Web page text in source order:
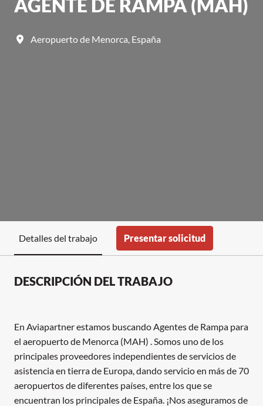
AGENTE DE RAMPA (MAH)
Aeropuerto de Menorca, España
Detalles del trabajo Presentar solicitud
DESCRIPCIÓN DEL TRABAJO
En Aviapartner estamos buscando Agentes de Rampa para
el aeropuerto de Menorca (MAH) . Somos uno de los
principales proveedores independientes de servicios de
asistencia en tierra de Europa, dando servicio en más de 70
aeropuertos de diferentes países, entre los que se
encuentran los principales de España. ¡Nos aseguramos de